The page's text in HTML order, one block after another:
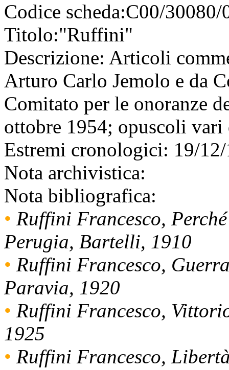
Codice scheda:C00/30080/
Titolo:"Ruffini"
Descrizione: Articoli
Arturo Carlo Jemolo e da
Comitato per le onoranze
ottobre 1954; opuscoli
Estremi cronologici: 19/
Nota archivistica:
Nota bibliografica:
• Ruffini Francesco,
Perugia, Bartelli, 1910
• Ruffini Francesco,
Paravia, 1920
• Ruffini Francesco,
1925
• Ruffini Francesco,